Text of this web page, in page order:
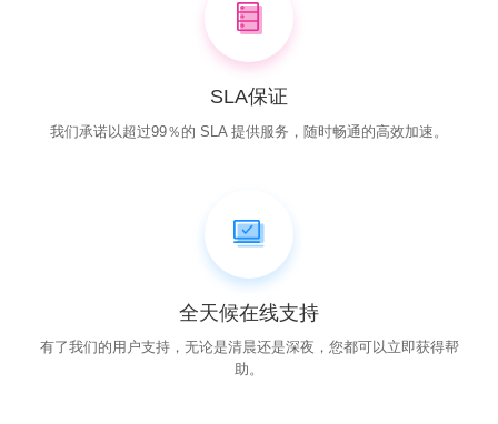
SLA保证
我们承诺以超过99％的 SLA 提供服务，随时畅通的高效加速。
全天候在线支持
有了我们的用户支持，无论是清晨还是深夜，您都可以立即获得帮
助。